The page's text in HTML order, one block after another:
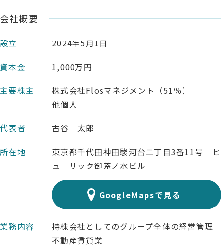
会社概要
設立
2024年5月1日
資本金
1,000万円
主要株主
株式会社Flosマネジメント（51％）
他個人
代表者
古谷 太郎
所在地
東京都千代田神田駿河台二丁目3番11号 ヒ
ューリック御茶ノ水ビル
GoogleMapsで見る
業務内容
持株会社としてのグループ全体の経営管理
不動産賃貸業